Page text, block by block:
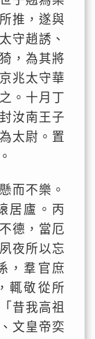
推，遂與
守趙誘、
，為其將
兆太守華
。十月丁
汝南王子
太尉。置
而不樂。
居廬。丙
德，當厄
夜所以忘
，羣官庶
輒敬從所
昔我高祖
文皇帝奕